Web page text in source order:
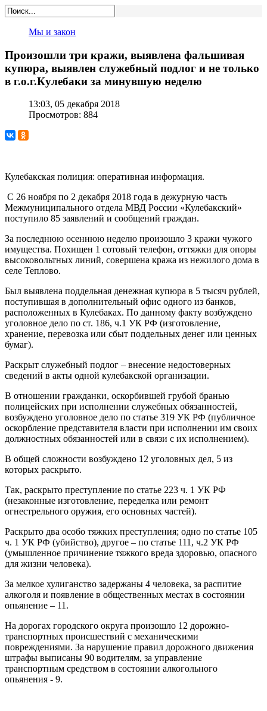
Мы и закон
Произошли три кражи, выявлена фальшивая
купюра, выявлен служебный подлог и не только
в г.о.г.Кулебаки за минувшую неделю
13:03, 05 декабря 2018
Просмотров: 884
Кулебакская полиция: оперативная информация.
С 26 ноября по 2 декабря 2018 года в дежурную часть
Межмуниципального отдела МВД России «Кулебакский»
поступило 85 заявлений и сообщений граждан.
За последнюю осеннюю неделю произошло 3 кражи чужого
имущества. Похищен 1 сотовый телефон, оттяжки для опоры
высоковольтных линий, совершена кража из нежилого дома в
селе Теплово.
Был выявлена поддельная денежная купюра в 5 тысяч рублей,
поступившая в дополнительный офис одного из банков,
расположенных в Кулебаках. По данному факту возбуждено
уголовное дело по ст. 186, ч.1 УК РФ (изготовление,
хранение, перевозка или сбыт поддельных денег или ценных
бумаг).
Раскрыт служебный подлог – внесение недостоверных
сведений в акты одной кулебакской организации.
В отношении гражданки, оскорбившей грубой бранью
полицейских при исполнении служебных обязанностей,
возбуждено уголовное дело по статье 319 УК РФ (публичное
оскорбление представителя власти при исполнении им своих
должностных обязанностей или в связи с их исполнением).
В общей сложности возбуждено 12 уголовных дел, 5 из
которых раскрыто.
Так, раскрыто преступление по статье 223 ч. 1 УК РФ
(незаконные изготовление, переделка или ремонт
огнестрельного оружия, его основных частей).
Раскрыто два особо тяжких преступления; одно по статье 105
ч. 1 УК РФ (убийство), другое – по статье 111, ч.2 УК РФ
(умышленное причинение тяжкого вреда здоровью, опасного
для жизни человека).
За мелкое хулиганство задержаны 4 человека, за распитие
алкоголя и появление в общественных местах в состоянии
опьянение – 11.
На дорогах городского округа произошло 12 дорожно-
транспортных происшествий с механическими
повреждениями. За нарушение правил дорожного движения
штрафы выписаны 90 водителям, за управление
транспортным средством в состоянии алкогольного
опьянения - 9.